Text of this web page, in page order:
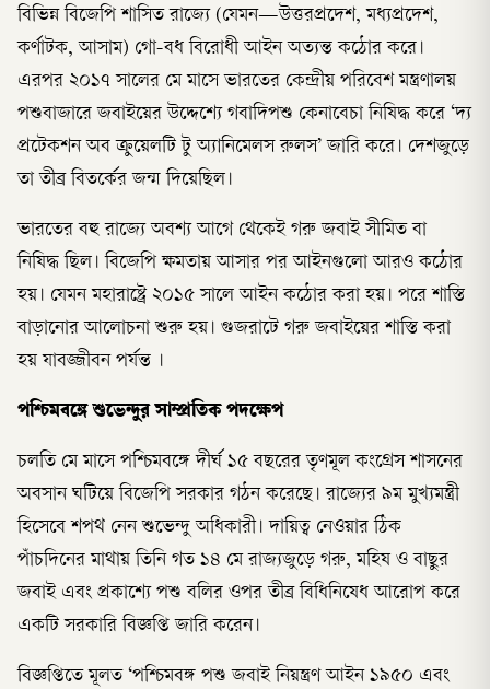
বিভিন্ন বিজেপি শাসিত রাজ্যে (যেমন—উত্তরপ্রদেশ, মধ্যপ্রদেশ,
কর্ণাটক, আসাম) গো-বধ বিরোধী আইন অত্যন্ত কঠোর করে।
এরপর ২০১৭ সালের মে মাসে ভারতের কেন্দ্রীয় পরিবেশ মন্ত্রণালয়
পশুবাজারে জবাইয়ের উদ্দেশ্যে গবাদিপশু কেনাবেচা নিষিদ্ধ করে ‘দ্য
প্রটেকশন অব ক্রুয়েলটি টু অ্যানিমেলস রুলস’ জারি করে। দেশজুড়ে
তা তীব্র বিতর্কের জন্ম দিয়েছিল।
ভারতের বহু রাজ্যে অবশ্য আগে থেকেই গরু জবাই সীমিত বা
নিষিদ্ধ ছিল। বিজেপি ক্ষমতায় আসার পর আইনগুলো আরও কঠোর
হয়। যেমন মহারাষ্ট্রে ২০১৫ সালে আইন কঠোর করা হয়। পরে শাস্তি
বাড়ানোর আলোচনা শুরু হয়। গুজরাটে গরু জবাইয়ের শাস্তি করা
হয় যাবজ্জীবন পর্যন্ত ।
পশ্চিমবঙ্গে শুভেন্দুর সাম্প্রতিক পদক্ষেপ
চলতি মে মাসে পশ্চিমবঙ্গে দীর্ঘ ১৫ বছরের তৃণমূল কংগ্রেস শাসনের
অবসান ঘটিয়ে বিজেপি সরকার গঠন করেছে। রাজ্যের ৯ম মুখ্যমন্ত্রী
হিসেবে শপথ নেন শুভেন্দু অধিকারী। দায়িত্ব নেওয়ার ঠিক
পাঁচদিনের মাথায় তিনি গত ১৪ মে রাজ্যজুড়ে গরু, মহিষ ও বাছুর
জবাই এবং প্রকাশ্যে পশু বলির ওপর তীব্র বিধিনিষেধ আরোপ করে
একটি সরকারি বিজ্ঞপ্তি জারি করেন।
বিজ্ঞপ্তিতে মূলত ‘পশ্চিমবঙ্গ পশু জবাই নিয়ন্ত্রণ আইন ১৯৫০ এবং